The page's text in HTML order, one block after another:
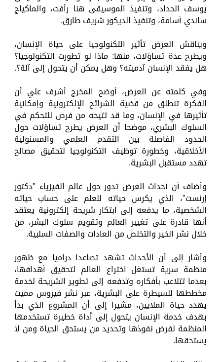
يوسف الحداد، وتنفيذ الموسيقى هنا رأفت، والماكياج
ساندي أسامة، وتنفيذ الديكور شريف طارق.
ويناقش العرض تأثير التكنولوجيا على حياة الإنسان،
ويطرح عدة تساؤلات، منها: ماذا لو تطورت التكنولوجيا؟
هل يفقد الإنسان آدميته؟ وهل يمكن أن يتحول إلى آلة؟.
وفي كلمته عن العرض، أوضح المخرج أشرف علي أن
الفكرة تنطلق من قضية الشرائح الإلكترونية وإمكانية
تأثيرها في الإنسان، وما قد تتيحه من فرص للتحكم في
السلوك البشري، موضحا أن العرض يطرح تساؤلات حول
الحدود الفاصلة بين التقدم العلمي والمسئولية
الأخلاقية، وخطورة توظيف التكنولوجيا لتحقيق مصالح
تهدد مستقبل البشرية.
وأضاف أن أحداث العرض تدور حول عالم الفيزياء "دكتور
إرنست"، الذي يكرس حياته للعلم على حساب حياته
الشخصية، ما يدفعه إلى ابتكار شريحة إلكترونية يعتقد
أنها قادرة على تغيير العالم وتقويم سلوك البشر، من
خلال نشر الخير والتخلص من العادات والصفات السلبية.
وأشار إلى أن الأحداث تشهد تصاعدا دراميا مع ظهور
منظمة سرية تستغل اختراع العالم لتحقيق أهدافها،
بعدما تتلاعب بأفكاره وتدفعه إلى تطوير الشريحة لخدمة
مخططها للسيطرة على البشرية، عبر نشر فيروس مميت
يهدد حياة الملايين، مشيرا إلى أن المشروع الذي بدأ
بهدف خدمة الإنسان يتحول إلى أداة خطيرة تستخدمها
المنظمة لفرض نفوذها وتحديد من يستحق الحياة ومن لا
يستحقها.